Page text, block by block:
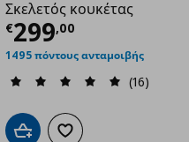
€ 109,00
Σκελετός κουκέτας
€299,00
Τρέχουσα
1495 πόντους ανταμοιβής
(16)
Προσθήκη στο καλάθι
Προσθήκη στα